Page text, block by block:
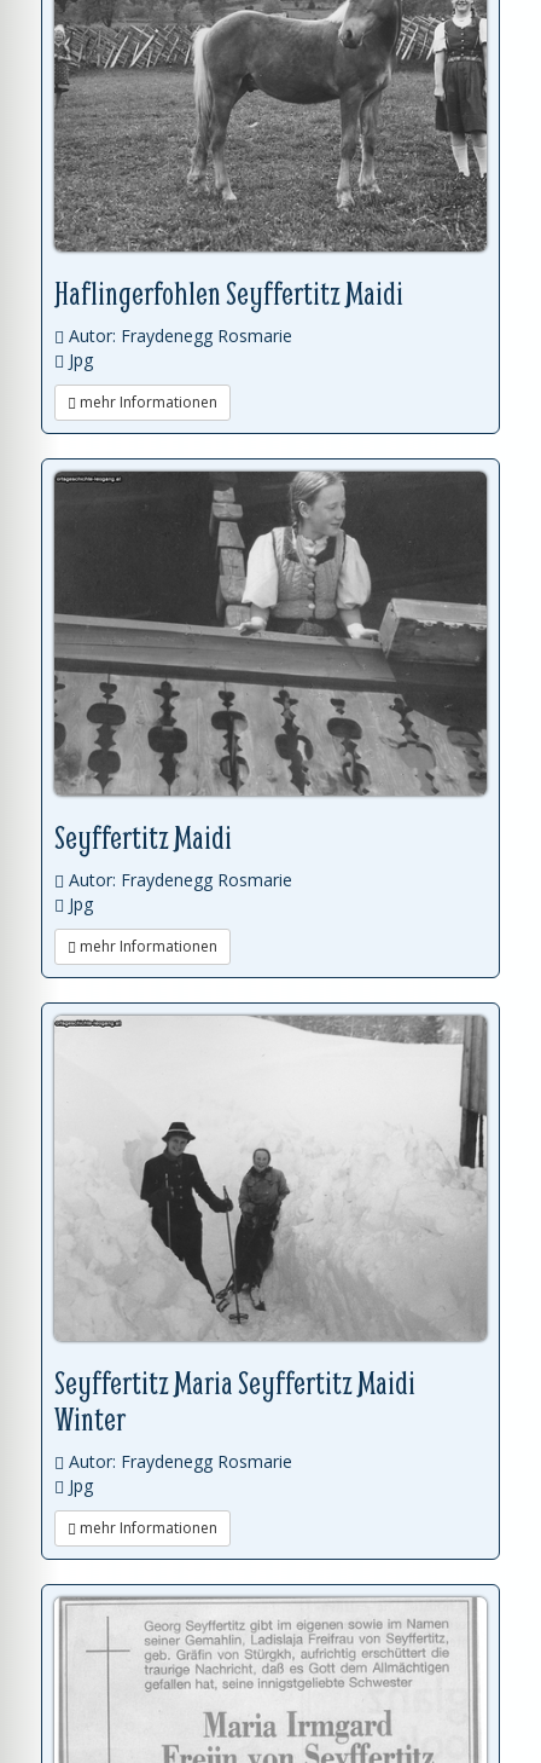
Haflingerfohlen Seyffertitz Maidi
Autor: Fraydenegg Rosmarie
Jpg
mehr Informationen
Seyffertitz Maidi
Autor: Fraydenegg Rosmarie
Jpg
mehr Informationen
Seyffertitz Maria Seyffertitz Maidi
Winter
Autor: Fraydenegg Rosmarie
Jpg
mehr Informationen